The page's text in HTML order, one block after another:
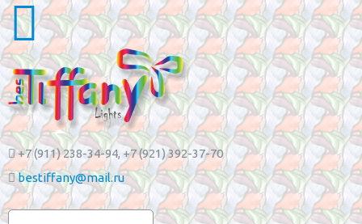
+7 (911) 238-34-94, +7 (921) 392-37-70
bestiffany@mail.ru